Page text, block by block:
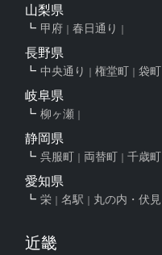
山梨県
甲府 春日通り
長野県
中央通り 権堂町 袋町
岐阜県
柳ヶ瀬
静岡県
呉服町 両替町 千歳町
愛知県
栄 名駅 丸の内・伏見
近畿